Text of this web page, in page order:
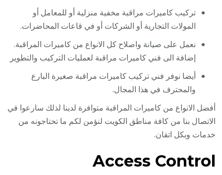
تركيب كاميرات مراقبة مخفية منزلية أو للمعامل أو
المولات التجارية أو الشركات أو في قاعات المحاضرات.
نعمل على صيانة واصلاح كل الانواع من كاميرات المراقبة.
إضافة الى فني كاميرات مراقبة لعمليات التركيب والتطوير
أيضا نوفر فني تركيب كاميرات مراقبة صغيرة البارع
والمحترف في هذا المجال.
أفضل الانواع من كاميرات المراقبة متوافرة لدينا لذلك سارعوا في
الاتصال بنا من كافة مناطق الكويت لنؤمن لكم ما تحتاجونه من
خدمات وبكل اتقان.
Access Control